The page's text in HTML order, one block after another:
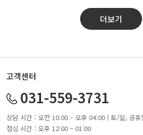
더보기
고객센터
031-559-3731
상담 시간 : 오전 10:00 ~ 오후 04:00 ( 토/일, 공휴
점심 시간 : 오후 12:00 ~ 01:00